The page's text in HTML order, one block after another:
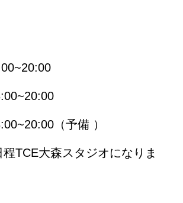
（予備 ）
TCE大森スタジオになりま